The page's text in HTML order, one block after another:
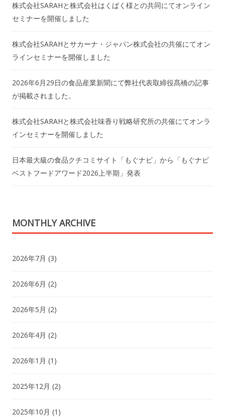
株式会社SARAHと株式会社はくばく様との共同にてオンライン
セミナーを開催しました
株式会社SARAHとサカーナ・ジャパン株式会社の共催にてオン
ラインセミナーを開催しました
2026年6月29日の食品産業新聞にて弊社代表取締役髙橋の記事
が掲載されました。
株式会社SARAHと株式会社味香り戦略研究所の共催にてオンラ
インセミナーを開催しました
日本最大級の食品クチコミサイト「もぐナビ」から「もぐナビ
ベストフードアワード2026上半期」発表
MONTHLY ARCHIVE
2026年7月 (3)
2026年6月 (2)
2026年5月 (2)
2026年4月 (2)
2026年1月 (1)
2025年12月 (2)
2025年10月 (1)